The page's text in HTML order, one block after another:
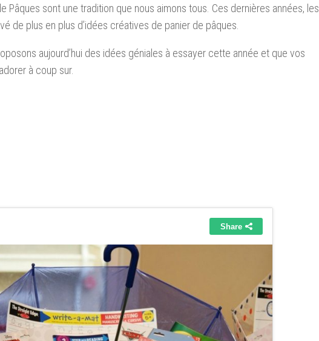
Pâques sont une tradition que nous aimons tous. Ces dernières années, les
de plus en plus d’idées créatives de panier de pâques
aujourd’hui des idées géniales à essayer cette année et que vos
à coup sur.